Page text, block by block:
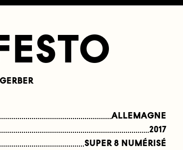
ALLEMAGNE
2017
SUPER 8 NUMÉRISÉ